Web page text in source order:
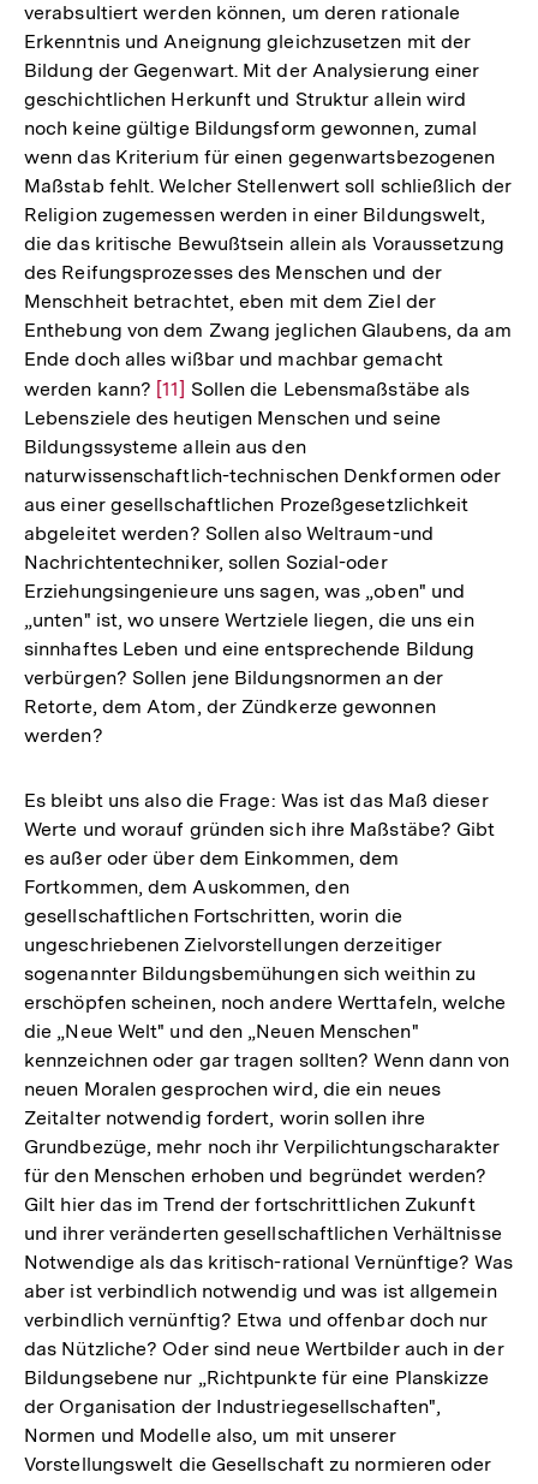
verabsultiert werden können, um deren rationale
Erkenntnis und Aneignung gleichzusetzen mit der
Bildung der Gegenwart. Mit der Analysierung einer
geschichtlichen Herkunft und Struktur allein wird
noch keine gültige Bildungsform gewonnen, zumal
wenn das Kriterium für einen gegenwartsbezogenen
Maßstab fehlt. Welcher Stellenwert soll schließlich der
Religion zugemessen werden in einer Bildungswelt,
die das kritische Bewußtsein allein als Voraussetzung
des Reifungsprozesses des Menschen und der
Menschheit betrachtet, eben mit dem Ziel der
Enthebung von dem Zwang jeglichen Glaubens, da am
Ende doch alles wißbar und machbar gemacht
werden kann? Zur
Auflösung
der
Fußnote
[11] Sollen die Lebensmaßstäbe als
Lebensziele des heutigen Menschen und seine
Bildungssysteme allein aus den
naturwissenschaftlich-technischen Denkformen oder
aus einer gesellschaftlichen Prozeßgesetzlichkeit
abgeleitet werden? Sollen also Weltraum-und
Nachrichtentechniker, sollen Sozial-oder
Erziehungsingenieure uns sagen, was „oben" und
„unten" ist, wo unsere Wertziele liegen, die uns ein
sinnhaftes Leben und eine entsprechende Bildung
verbürgen? Sollen jene Bildungsnormen an der
Retorte, dem Atom, der Zündkerze gewonnen
werden?
Es bleibt uns also die Frage: Was ist das Maß dieser
Werte und worauf gründen sich ihre Maßstäbe? Gibt
es außer oder über dem Einkommen, dem
Fortkommen, dem Auskommen, den
gesellschaftlichen Fortschritten, worin die
ungeschriebenen Zielvorstellungen derzeitiger
sogenannter Bildungsbemühungen sich weithin zu
erschöpfen scheinen, noch andere Werttafeln, welche
die „Neue Welt" und den „Neuen Menschen"
kennzeichnen oder gar tragen sollten? Wenn dann von
neuen Moralen gesprochen wird, die ein neues
Zeitalter notwendig fordert, worin sollen ihre
Grundbezüge, mehr noch ihr Verpilichtungscharakter
für den Menschen erhoben und begründet werden?
Gilt hier das im Trend der fortschrittlichen Zukunft
und ihrer veränderten gesellschaftlichen Verhältnisse
Notwendige als das kritisch-rational Vernünftige? Was
aber ist verbindlich notwendig und was ist allgemein
verbindlich vernünftig? Etwa und offenbar doch nur
das Nützliche? Oder sind neue Wertbilder auch in der
Bildungsebene nur „Richtpunkte für eine Planskizze
der Organisation der Industriegesellschaften",
Normen und Modelle also, um mit unserer
Vorstellungswelt die Gesellschaft zu normieren oder